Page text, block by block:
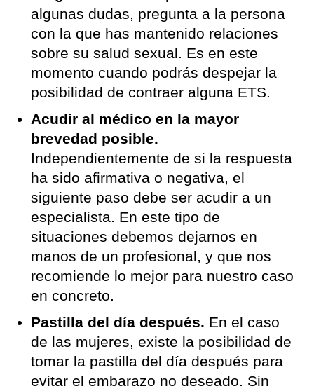
algunas dudas, pregunta a la persona
con la que has mantenido relaciones
sobre su salud sexual. Es en este
momento cuando podrás despejar la
posibilidad de contraer alguna ETS.
Acudir al médico en la mayor
brevedad posible.
Independientemente de si la respuesta
ha sido afirmativa o negativa, el
siguiente paso debe ser acudir a un
especialista. En este tipo de
situaciones debemos dejarnos en
manos de un profesional, y que nos
recomiende lo mejor para nuestro caso
en concreto.
Pastilla del día después. En el caso
de las mujeres, existe la posibilidad de
tomar la pastilla del día después para
evitar el embarazo no deseado. Sin